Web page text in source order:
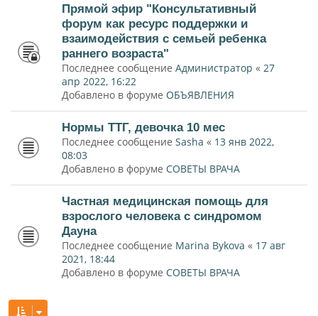
Прямой эфир "Консультативный
форум как ресурс поддержки и
взаимодействия с семьей ребенка
раннего возраста"
Последнее сообщение Администратор « 27
апр 2022, 16:22
Добавлено в форуме ОБЪЯВЛЕНИЯ
Нормы ТТГ, девочка 10 мес
Последнее сообщение Sasha « 13 янв 2022,
08:03
Добавлено в форуме СОВЕТЫ ВРАЧА
Частная медицинская помощь для
взрослого человека с синдромом
Дауна
Последнее сообщение Marina Bykova « 17 авг
2021, 18:44
Добавлено в форуме СОВЕТЫ ВРАЧА